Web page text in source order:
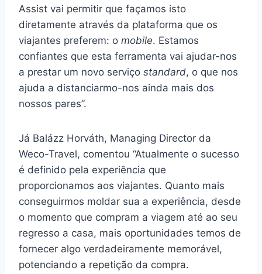
Assist vai permitir que façamos isto
diretamente através da plataforma que os
viajantes preferem: o mobile. Estamos
confiantes que esta ferramenta vai ajudar-nos
a prestar um novo serviço standard, o que nos
ajuda a distanciarmo-nos ainda mais dos
nossos pares”.
Já Balázz Horváth, Managing Director da
Weco-Travel, comentou “Atualmente o sucesso
é definido pela experiência que
proporcionamos aos viajantes. Quanto mais
conseguirmos moldar sua a experiência, desde
o momento que compram a viagem até ao seu
regresso a casa, mais oportunidades temos de
fornecer algo verdadeiramente memorável,
potenciando a repetição da compra.